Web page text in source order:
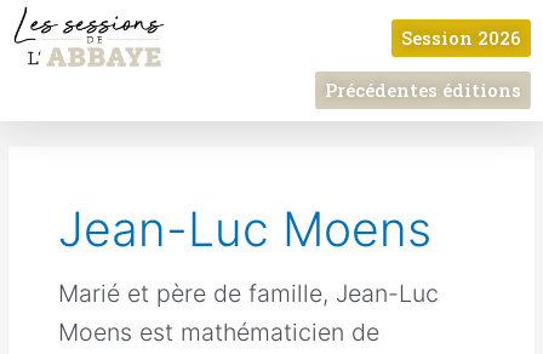
Aller
au
contenu
Session 2026
Précédentes éditions
Jean-Luc Moens
Marié et père de famille, Jean-Luc
Moens est mathématicien de